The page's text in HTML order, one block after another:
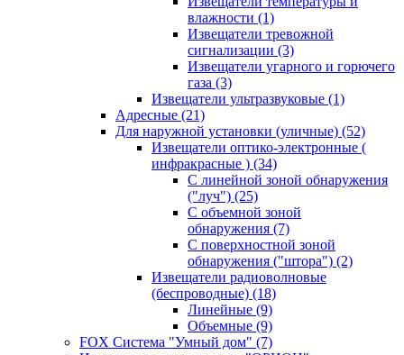
влажности (1)
Извещатели тревожной
сигнализации (3)
Извещатели угарного и горючего
газа (3)
Извещатели ультразвуковые (1)
Адресные (21)
Для наружной установки (уличные) (52)
Извещатели оптико-электронные (
инфракрасные ) (34)
С линейной зоной обнаружения
("луч") (25)
С объемной зоной
обнаружения (7)
С поверхностной зоной
обнаружения ("штора") (2)
Извещатели радиоволновые
(беспроводные) (18)
Линейные (9)
Объемные (9)
FOX Система "Умный дом" (7)